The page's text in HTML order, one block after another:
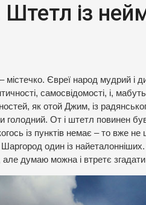
із
містечко. Євреї народ мудрий і
самосвідомості, і,
як отой Джим, із
голодний. От і штетл повинен
із пунктів немає – то
Шаргород один із
але думаю можна і втретє